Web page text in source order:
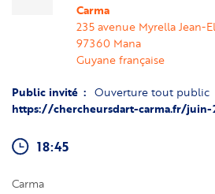
Carma
235 avenue Myrella Jean-
97360 Mana
Guyane française
Public invité Ouverture tout public
https://chercheursdart-carma.fr/
18:45
Carma